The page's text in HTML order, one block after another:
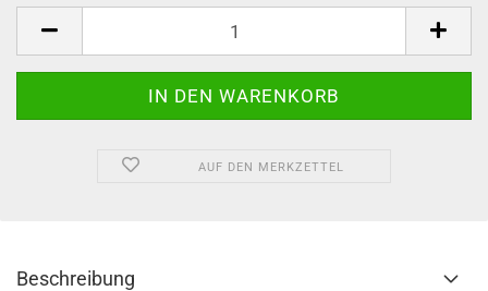
AUF DEN MERKZETTEL
Beschreibung